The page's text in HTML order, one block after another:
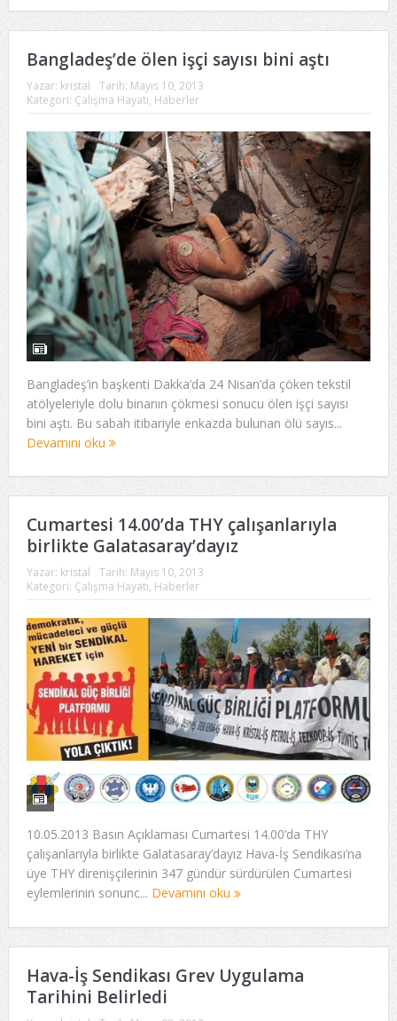
Bangladeş’de ölen işçi sayısı bini aştı
Yazar: kristal Tarih: Mayıs 10, 2013
Kategori: Çalışma Hayatı, Haberler
Bangladeş’in başkenti Dakka’da 24 Nisan’da çöken tekstil
atölyeleriyle dolu binanın çökmesi sonucu ölen işçi sayısı
bini aştı. Bu sabah itibariyle enkazda bulunan ölü sayıs...
Devamını oku
Cumartesi 14.00’da THY çalışanlarıyla
birlikte Galatasaray’dayız
Yazar: kristal Tarih: Mayıs 10, 2013
Kategori: Çalışma Hayatı, Haberler
10.05.2013 Basın Açıklaması Cumartesi 14.00’da THY
çalışanlarıyla birlikte Galatasaray’dayız Hava-İş Sendikası’na
üye THY direnişçilerinin 347 gündür sürdürülen Cumartesi
eylemlerinin sonunc... Devamını oku
Hava-İş Sendikası Grev Uygulama
Tarihini Belirledi